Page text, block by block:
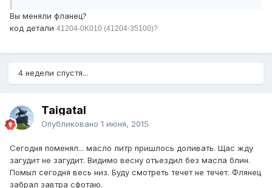
Вы меняли фланец?
код детали 41204-0K010 (41204-35100)?
4 недели спустя...
Taigatal
Опубликовано 1 июня, 2015
Сегодня поменял... масло литр пришлось доливать. Щас жду
загудит не загудит. Видимо весну отъездил без масла блин.
Помыл сегодня весь низ. Буду смотреть течет не течет. Флянец
забрал завтра сфотаю.